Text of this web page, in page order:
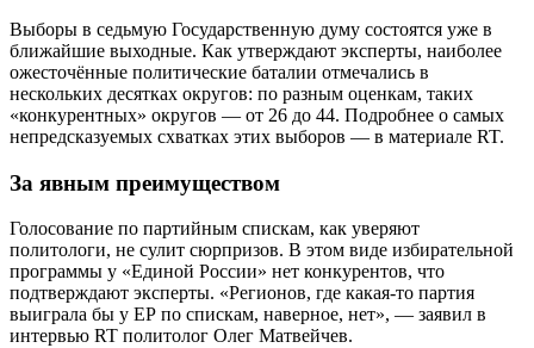
Выборы в седьмую Государственную думу состоятся уже в
ближайшие выходные. Как утверждают эксперты, наиболее
ожесточённые политические баталии отмечались в
нескольких десятках округов: по разным оценкам, таких
«конкурентных» округов — от 26 до 44. Подробнее о самых
непредсказуемых схватках этих выборов — в материале RT.
За явным преимуществом
Голосование по партийным спискам, как уверяют
политологи, не сулит сюрпризов. В этом виде избирательной
программы у «Единой России» нет конкурентов, что
подтверждают эксперты. «Регионов, где какая-то партия
выиграла бы у ЕР по спискам, наверное, нет», — заявил в
интервью RT политолог Олег Матвейчев.